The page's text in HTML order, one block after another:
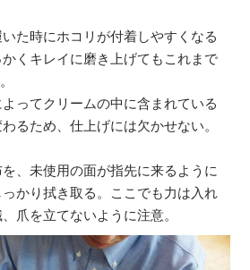
た時にホコリが付着しやすくなる
くキレイに磨き上げてもこれまで
ってクリームの中に含まれている
るため、仕上げには欠かせない。
、未使用の面が指先に来るように
かり拭き取る。ここでも力は入れ
爪を立てないように注意。